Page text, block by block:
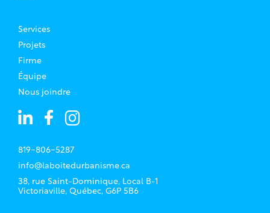
Services
Projets
Firme
Équipe
Nous joindre
819-806-5287
info@laboitedurbanisme.ca
38, rue Saint-Dominique, Local B-1
Victoriaville, Québec, G6P 5B6